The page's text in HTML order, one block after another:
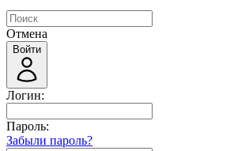
Отмена
Войти
Логин:
Пароль:
Забыли пароль?